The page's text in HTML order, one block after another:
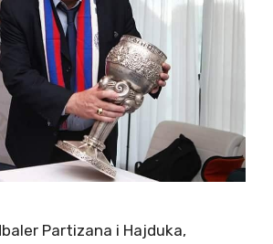
Partizana i Hajduka,